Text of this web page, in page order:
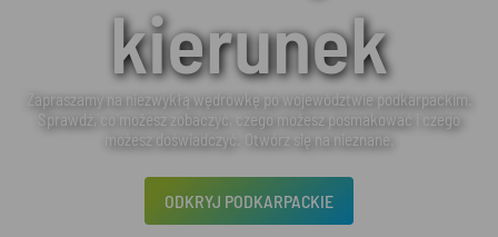
kierunek
Zapraszamy na niezwykłą wędrówkę po województwie podkarpackim.
Sprawdź, co możesz zobaczyć, czego możesz posmakować i czego
możesz doświadczyć. Otwórz się na nieznane.
ODKRYJ PODKARPACKIE